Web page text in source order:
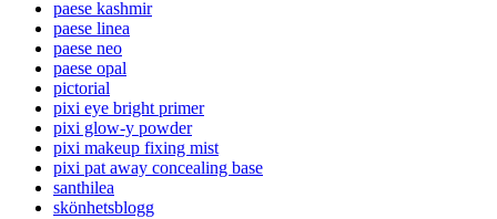
paese kashmir
paese linea
paese neo
paese opal
pictorial
pixi eye bright primer
pixi glow-y powder
pixi makeup fixing mist
pixi pat away concealing base
santhilea
skönhetsblogg